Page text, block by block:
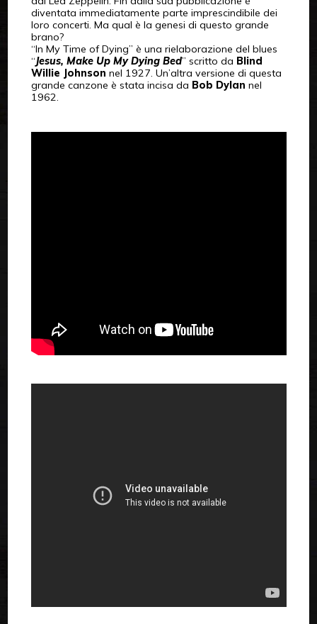
diventata immediatamente parte imprescindibile dei
loro concerti. Ma qual è la genesi di questo grande
brano?
“In My Time of Dying” è una rielaborazione del blues
“Jesus, Make Up My Dying Bed” scritto da Blind
Willie Johnson nel 1927. Un’altra versione di questa
grande canzone è stata incisa da Bob Dylan nel
1962.